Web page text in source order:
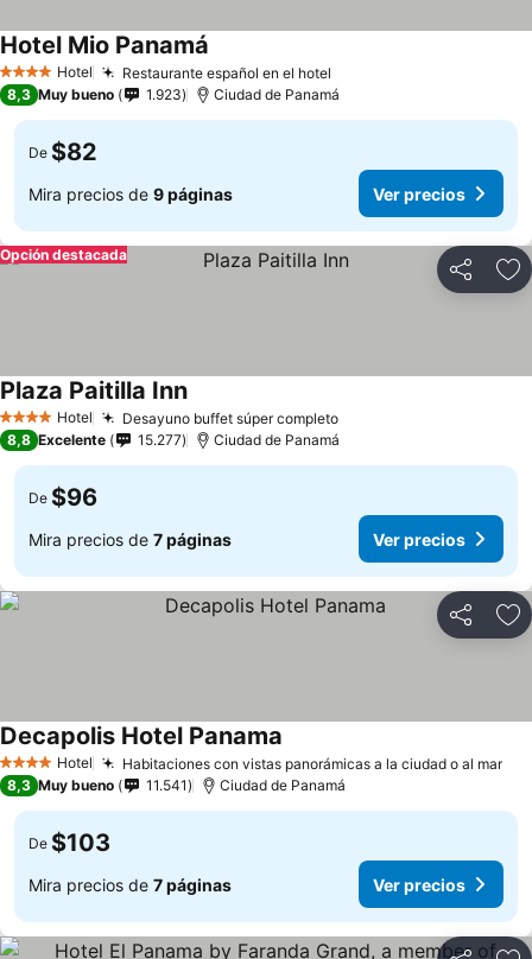
4 EstrellasHotel Restaurante español en el hotel
Hotel Mio Panamá
8,3 Muy bueno 1.923 Ciudad de Panamá
De $82
Mira precios de 9 páginas Ver precios
Compartir
Opción destacada
4 EstrellasHotel Desayuno buffet súper completo
Plaza Paitilla Inn
8,8 Excelente 15.277 Ciudad de Panamá
De $96
Mira precios de 7 páginas Ver precios
Compartir
4 EstrellasHotel Habitaciones con vistas panorámicas a la ciudad o al mar
Decapolis Hotel Panama
8,3 Muy bueno 11.541 Ciudad de Panamá
De $103
Mira precios de 7 páginas Ver precios